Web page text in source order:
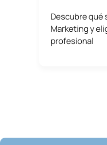
Descubre qué
Marketing y
profesional